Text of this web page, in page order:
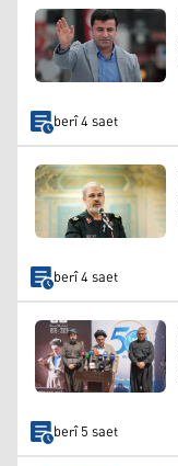
berî 4 saet
berî 4 saet
berî 5 saet